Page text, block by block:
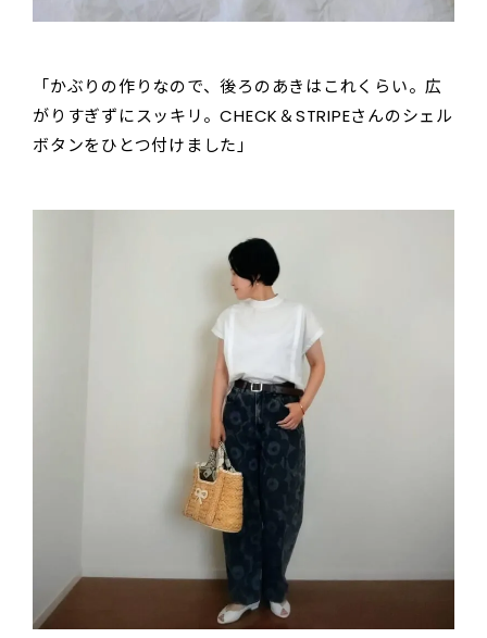
「かぶりの作りなので、後ろのあきはこれくらい。広
がりすぎずにスッキリ。CHECK＆STRIPEさんのシェル
ボタンをひとつ付けました」